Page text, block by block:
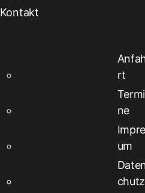
Kontakt
rt
Termi
ne
um
chutz